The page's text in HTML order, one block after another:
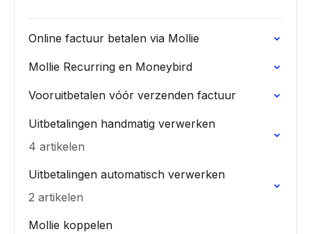
Online factuur betalen via Mollie
Mollie Recurring en Moneybird
Vooruitbetalen vóór verzenden factuur
Uitbetalingen handmatig verwerken
4 artikelen
Uitbetalingen automatisch verwerken
2 artikelen
Mollie koppelen